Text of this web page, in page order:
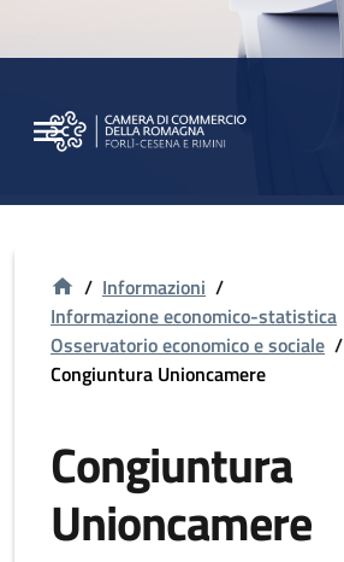
/ Informazioni /
Informazione economico-statistica
Osservatorio economico e sociale /
Congiuntura Unioncamere
Congiuntura
Unioncamere